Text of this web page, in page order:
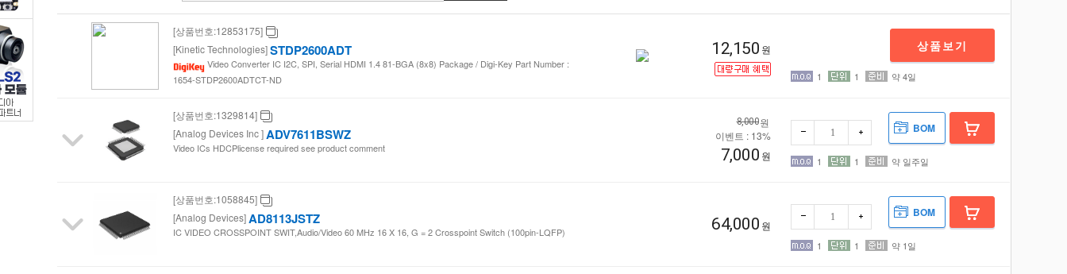
프
로
세
싱
[상품번호:12853175]
[Kinetic Technologies]STDP2600ADT
Video Converter IC I2C, SPI, Serial HDMI 1.4 81-BGA (8x8) Package / Digi-Key Part Number :
1654-STDP2600ADTCT-ND
12,150 원 상품보기
1 1 약 4일
[상품번호:1329814]
[Analog Devices Inc ]ADV7611BSWZ
Video ICs HDCPlicense required see product comment
8,000원
이벤트 : 13%
7,000 원
BOM
1 1 약 일주일
[상품번호:1058845]
[Analog Devices]AD8113JSTZ
IC VIDEO CROSSPOINT SWIT,Audio/Video 60 MHz 16 X 16, G = 2 Crosspoint Switch (100pin-LQFP) 64,000 원
BOM
1 1 약 1일